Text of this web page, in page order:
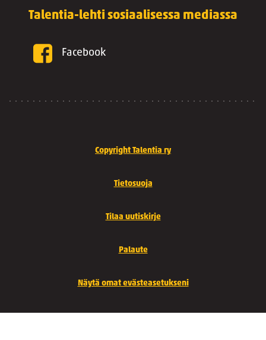
Talentia-lehti sosiaalisessa mediassa
Facebook
Copyright Talentia ry
Tietosuoja
Tilaa uutiskirje
Palaute
Näytä omat evästeasetukseni